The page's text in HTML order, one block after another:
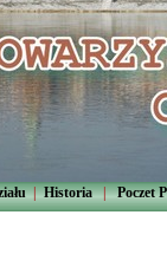
|Historia | Poczet